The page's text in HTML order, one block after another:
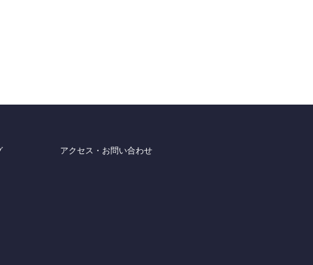
アクセス・お問い合わせ